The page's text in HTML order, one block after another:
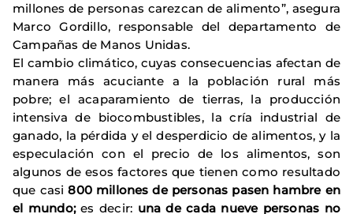
millones de personas carezcan de alimento”, asegura
Marco Gordillo, responsable del departamento de
Campañas de Manos Unidas.
El cambio climático, cuyas consecuencias afectan de
manera más acuciante a la población rural más
pobre; el acaparamiento de tierras, la producción
intensiva de biocombustibles, la cría industrial de
ganado, la pérdida y el desperdicio de alimentos, y la
especulación con el precio de los alimentos, son
algunos de esos factores que tienen como resultado
que casi 800 millones de personas pasen hambre en
el mundo;es decir: una de cada nueve personas no